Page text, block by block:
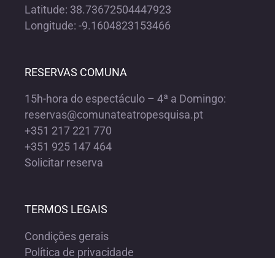
Latitude: 38.73672504447923
Longitude: -9.1604823153466
RESERVAS COMUNA
15h-hora do espectáculo – 4ª a Domingo:
reservas@comunateatropesquisa.pt
+351 217 221 770
+351 925 147 464
Solicitar reserva
TERMOS LEGAIS
Condições gerais
Política de privacidade